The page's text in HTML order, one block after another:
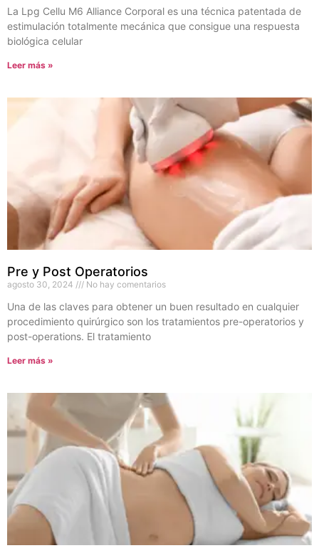
La Lpg Cellu M6 Alliance Corporal es una técnica patentada de
estimulación totalmente mecánica que consigue una respuesta
biológica celular
Leer más »
Pre y Post Operatorios
agosto 30, 2024 No hay comentarios
Una de las claves para obtener un buen resultado en cualquier
procedimiento quirúrgico son los tratamientos pre-operatorios y
post-operations. El tratamiento
Leer más »